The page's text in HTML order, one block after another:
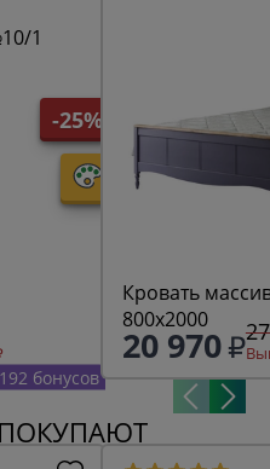
-25%
1
бонусов
Кровать
800х2000
20 970